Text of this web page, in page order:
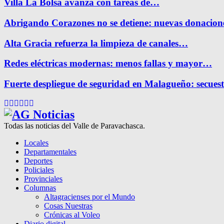
Villa La Bolsa avanza con tareas de…
Abrigando Corazones no se detiene: nuevas
Alta Gracia refuerza la limpieza de canales…
Redes eléctricas modernas: menos fallas y mayor…
Fuerte despliegue de seguridad en Malagueño:
Facebook
Twitter
Instagram
Pinterest
Google
Todas las noticias del Valle de Paravachasca.
Locales
Departamentales
Deportes
Policiales
Provinciales
Columnas
Altagracienses por el Mundo
Cosas Nuestras
Crónicas al Voleo